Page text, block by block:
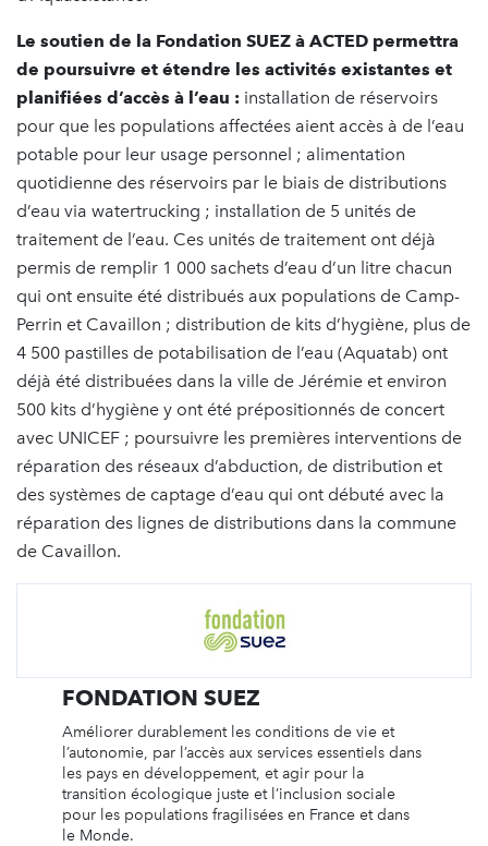
Le soutien de la Fondation SUEZ à ACTED permettra
de poursuivre et étendre les activités existantes et
planifiées d’accès à l’eau : installation de réservoirs
pour que les populations affectées aient accès à de l’eau
potable pour leur usage personnel ; alimentation
quotidienne des réservoirs par le biais de distributions
d’eau via watertrucking ; installation de 5 unités de
traitement de l’eau. Ces unités de traitement ont déjà
permis de remplir 1 000 sachets d’eau d’un litre chacun
qui ont ensuite été distribués aux populations de Camp-
Perrin et Cavaillon ; distribution de kits d’hygiène, plus de
4 500 pastilles de potabilisation de l’eau (Aquatab) ont
déjà été distribuées dans la ville de Jérémie et environ
500 kits d’hygiène y ont été prépositionnés de concert
avec UNICEF ; poursuivre les premières interventions de
réparation des réseaux d’abduction, de distribution et
des systèmes de captage d’eau qui ont débuté avec la
réparation des lignes de distributions dans la commune
de Cavaillon.
FONDATION SUEZ
Améliorer durablement les conditions de vie et
l’autonomie, par l’accès aux services essentiels dans
les pays en développement, et agir pour la
transition écologique juste et l’inclusion sociale
pour les populations fragilisées en France et dans
le Monde.